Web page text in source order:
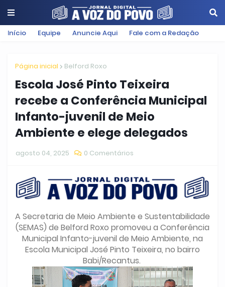
Início Equipe Anuncie Aqui Fale com a Redação
Página inicial Belford Roxo
Escola José Pinto Teixeira
recebe a Conferência Municipal
Infanto-juvenil de Meio
Ambiente e elege delegados
agosto 04, 2025 0 Comentários
A Secretaria de Meio Ambiente e Sustentabilidade
(SEMAS) de Belford Roxo promoveu a Conferência
Municipal Infanto-juvenil de Meio Ambiente, na
Escola Municipal José Pinto Teixeira, no bairro
Babi/Recantus.